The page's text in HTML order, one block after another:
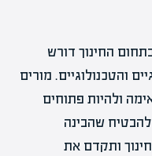
החינוך דורש
והטכנולוגיים. מורים
ולהיות פתוחים
להבטיח שהבינה
ותקדם את